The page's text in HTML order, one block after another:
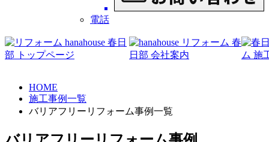
電話
HOME
施工事例一覧
バリアフリーリフォーム事例一覧